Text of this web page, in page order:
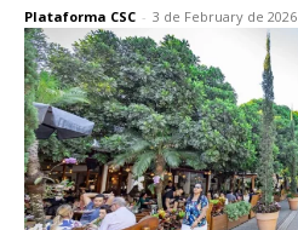
Plataforma CSC - 3 de February de 2026